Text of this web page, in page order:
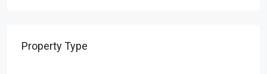
Property Type